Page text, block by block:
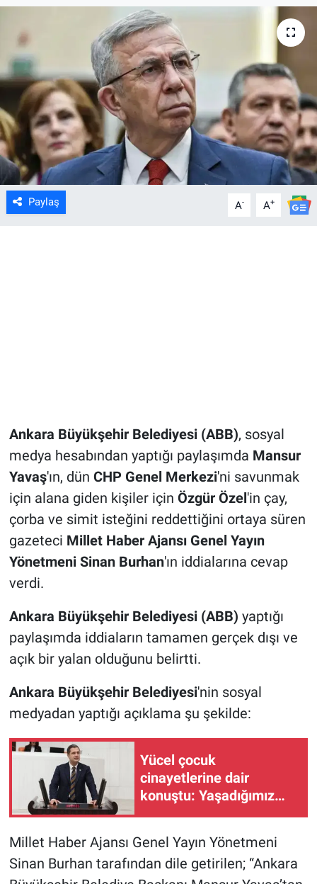
Paylaş A- A+
Ankara Büyükşehir Belediyesi (ABB), sosyal
medya hesabından yaptığı paylaşımda Mansur
Yavaş'ın, dün CHP Genel Merkezi'ni savunmak
için alana giden kişiler için Özgür Özel'in çay,
çorba ve simit isteğini reddettiğini ortaya süren
gazeteci Millet Haber Ajansı Genel Yayın
Yönetmeni Sinan Burhan'ın iddialarına cevap
verdi.
Ankara Büyükşehir Belediyesi (ABB) yaptığı
paylaşımda iddiaların tamamen gerçek dışı ve
açık bir yalan olduğunu belirtti.
Ankara Büyükşehir Belediyesi'nin sosyal
medyadan yaptığı açıklama şu şekilde:
Yücel çocuk
cinayetlerine dair
konuştu: Yaşadığımız
Millet Haber Ajansı Genel Yayın Yönetmeni
Sinan Burhan tarafından dile getirilen; “Ankara